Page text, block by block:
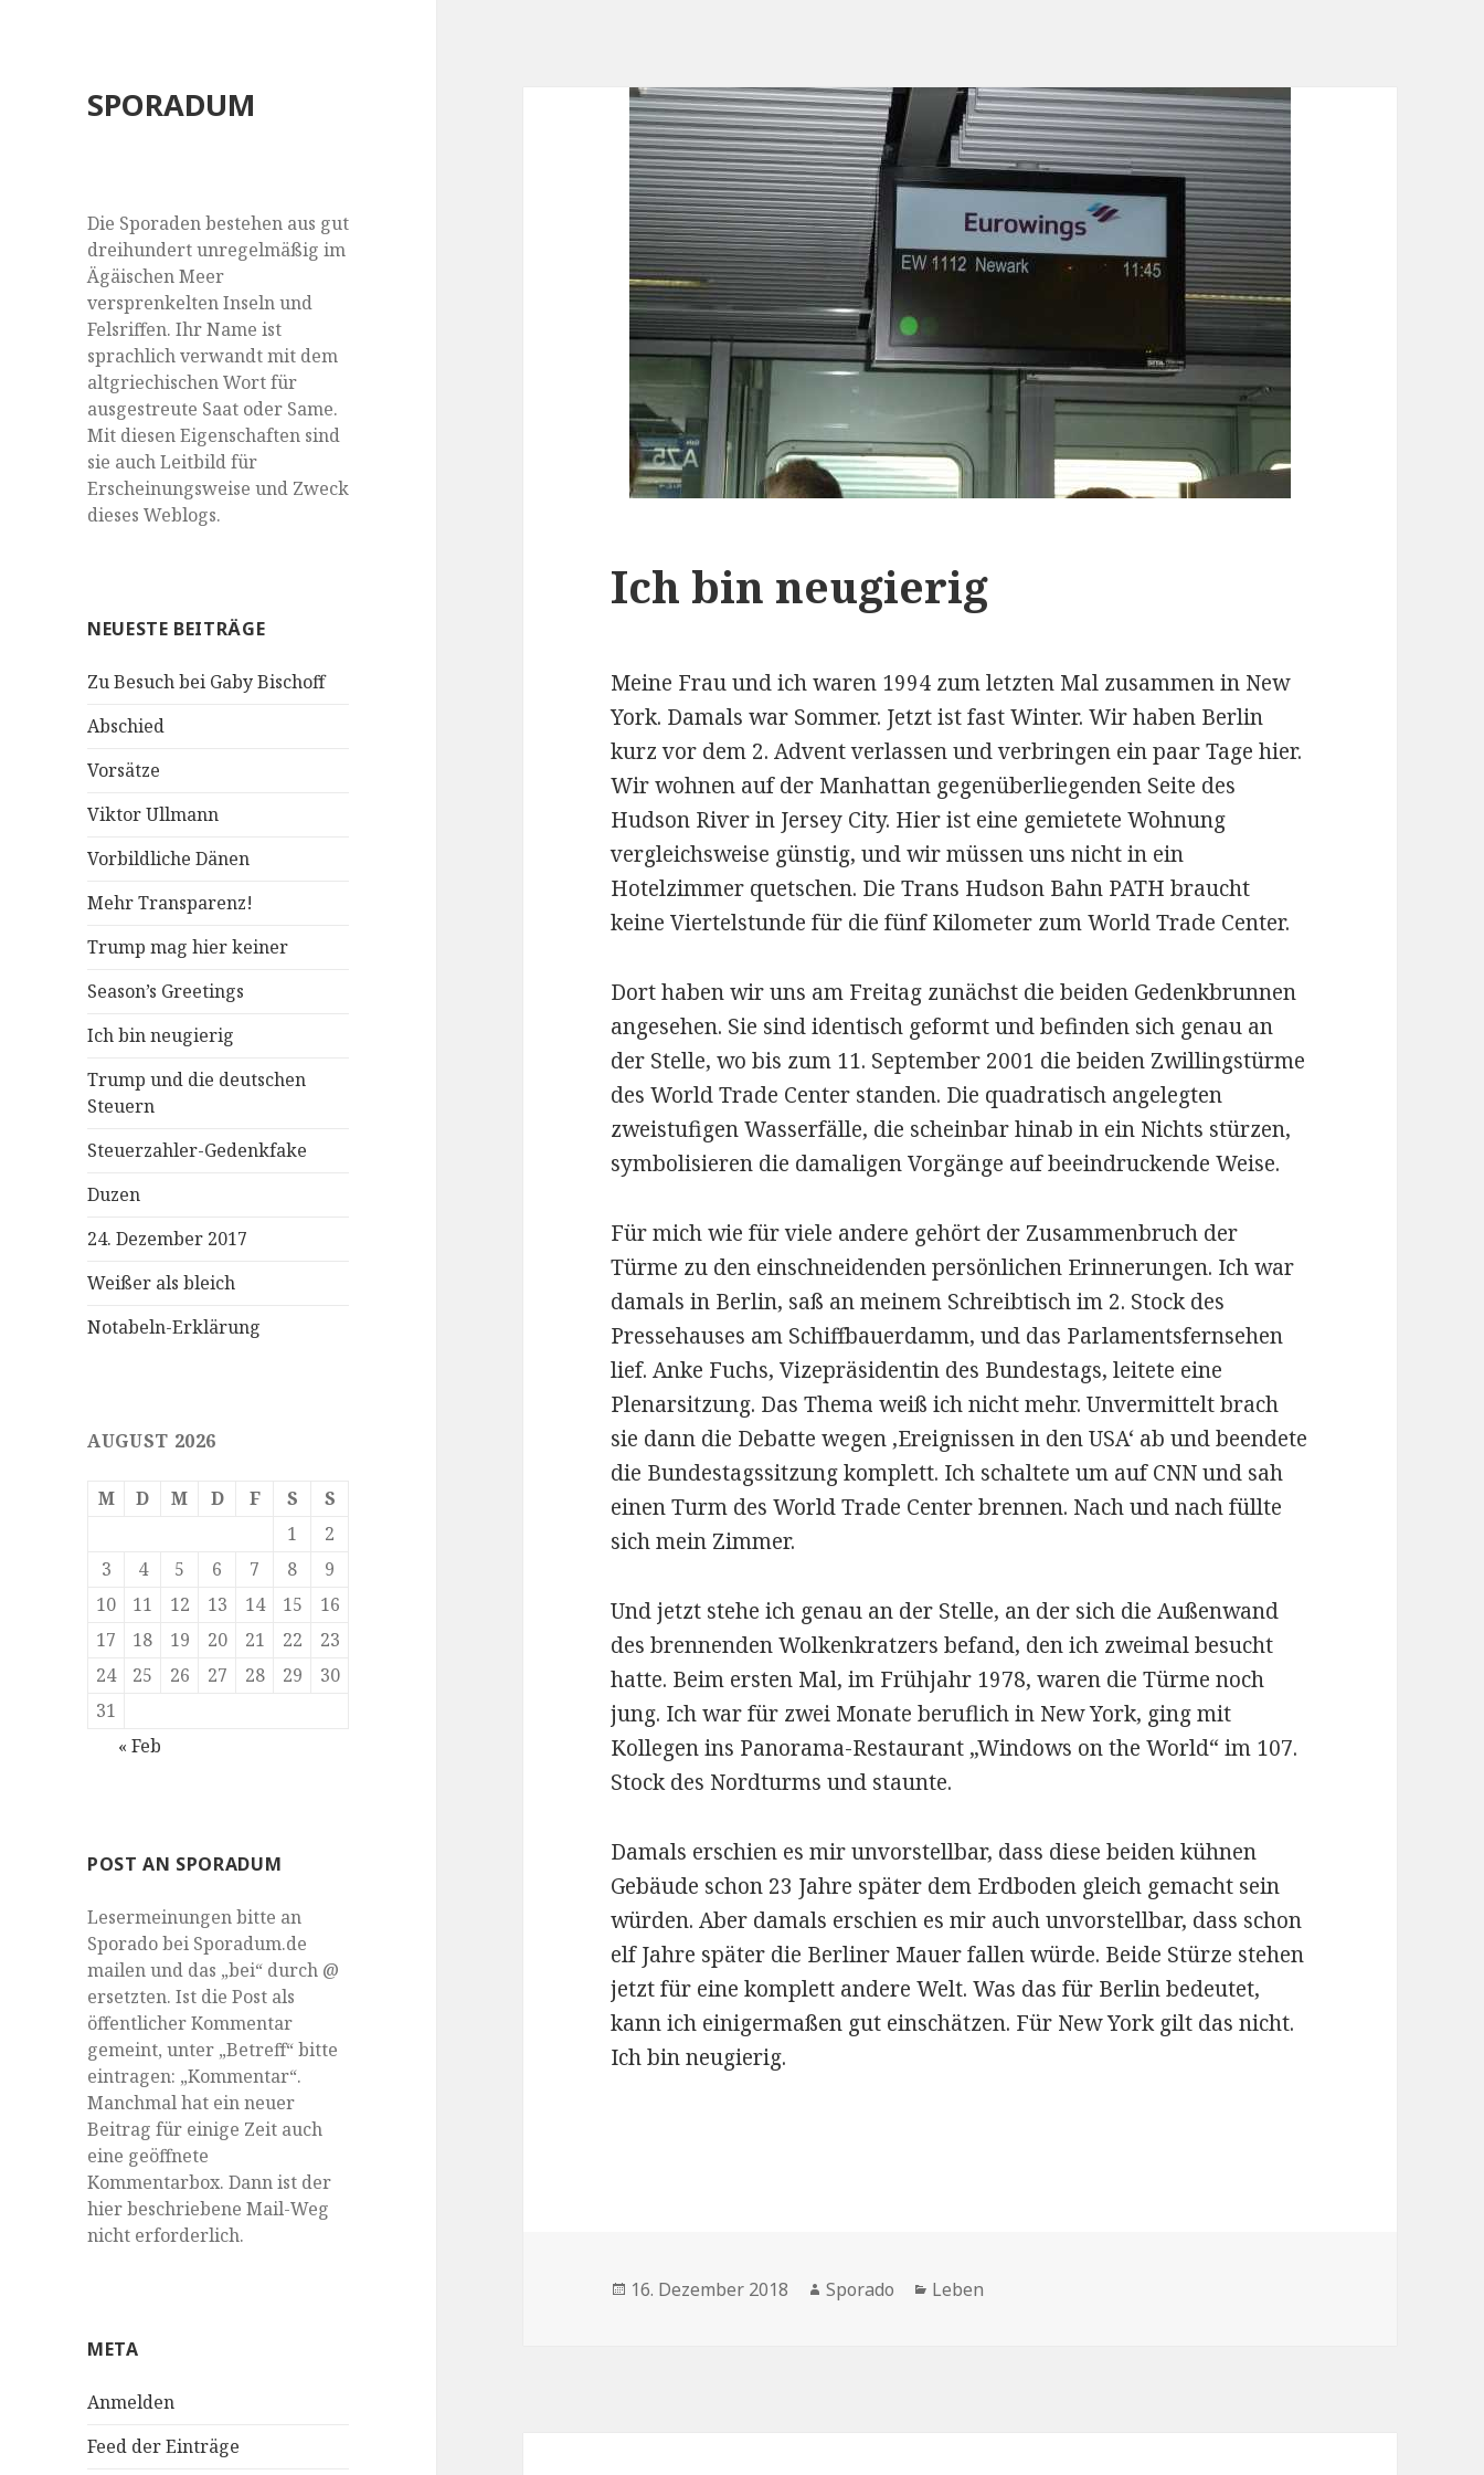
SPORADUM
Die Sporaden bestehen aus gut
dreihundert unregelmäßig im
Ägäischen Meer
versprenkelten Inseln und
Felsriffen. Ihr Name ist
sprachlich verwandt mit dem
altgriechischen Wort für
ausgestreute Saat oder Same.
Mit diesen Eigenschaften sind
sie auch Leitbild für
Erscheinungsweise und Zweck
dieses Weblogs.
NEUESTE BEITRÄGE
Zu Besuch bei Gaby Bischoff
Abschied
Vorsätze
Viktor Ullmann
Vorbildliche Dänen
Mehr Transparenz!
Trump mag hier keiner
Season’s Greetings
Ich bin neugierig
Trump und die deutschen
Steuern
Steuerzahler-Gedenkfake
Duzen
24. Dezember 2017
Weißer als bleich
Notabeln-Erklärung
AUGUST 2026
M D M D F S
S
1
2
3
4 5 6 7 8
9
10
11 12 13 14 15
16
17
18 19 20 21 22
23
24
25 26 27 28 29
30
31
« Feb
POST AN SPORADUM
Lesermeinungen bitte an
Sporado bei Sporadum.de
mailen und das „bei“ durch @
ersetzten. Ist die Post als
öffentlicher Kommentar
gemeint, unter „Betreff“ bitte
eintragen: „Kommentar“.
Manchmal hat ein neuer
Beitrag für einige Zeit auch
eine geöffnete
Kommentarbox. Dann ist der
hier beschriebene Mail-Weg
nicht erforderlich.
META
Anmelden
Feed der Einträge
Ich bin neugierig
Meine Frau und ich waren 1994 zum letzten Mal zusammen in New
York. Damals war Sommer. Jetzt ist fast Winter. Wir haben Berlin
kurz vor dem 2. Advent verlassen und verbringen ein paar Tage hier.
Wir wohnen auf der Manhattan gegenüberliegenden Seite des
Hudson River in Jersey City. Hier ist eine gemietete Wohnung
vergleichsweise günstig,und wir müssen uns nicht in ein
Hotelzimmer quetschen. Die Trans Hudson Bahn PATH braucht
keine Viertelstunde für die fünf Kilometer zum World Trade Center.
Dort haben wir uns am Freitag zunächst die beiden Gedenkbrunnen
angesehen. Sie sind identisch geformt und befinden sich genau an
der Stelle, wo bis zum 11. September 2001 die beiden Zwillingstürme
des World Trade Center standen. Die quadratisch angelegten
zweistufigen Wasserfälle, die scheinbar hinab in ein Nichts stürzen,
symbolisieren die damaligen Vorgänge auf beeindruckende Weise.
Für mich wie für viele andere gehört der Zusammenbruch der
Türme zu den einschneidenden persönlichen Erinnerungen. Ich war
damals in Berlin, saß an meinem Schreibtisch im 2. Stock des
Pressehauses am Schiffbauerdamm, und das Parlamentsfernsehen
lief. Anke Fuchs, Vizepräsidentin des Bundestags, leitete eine
Plenarsitzung. Das Thema weiß ich nicht mehr. Unvermittelt brach
sie dann die Debatte wegen ‚Ereignissen in den USA‘ ab und beendete
die Bundestagssitzung komplett. Ich schaltete um auf CNN und sah
einen Turm des World Trade Center brennen. Nach und nach füllte
sich mein Zimmer.
Und jetzt stehe ich genau an der Stelle, an der sich die Außenwand
des brennenden Wolkenkratzers befand, den ich zweimal besucht
hatte. Beim ersten Mal, im Frühjahr 1978, waren die Türme noch
jung. Ich war für zwei Monate beruflich in New York, ging mit
Kollegen ins Panorama-Restaurant „Windows on the World“ im 107.
Stock des Nordturms und staunte.
Damals erschien es mir unvorstellbar, dass diese beiden kühnen
Gebäude schon 23 Jahre später dem Erdboden gleich gemacht sein
würden. Aber damals erschien es mir auch unvorstellbar, dass schon
elf Jahre später die Berliner Mauer fallen würde. Beide Stürze stehen
jetzt für eine komplett andere Welt. Was das für Berlin bedeutet,
kann ich einigermaßen gut einschätzen. Für New York gilt das nicht.
Ich bin neugierig.
Veröffentlicht
16. Dezember 2018 Autor
Sporado Kategorien
Leben